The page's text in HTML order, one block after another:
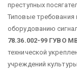
преступных
Типовые требования
оборудованию
78.36.002-99 ГУВО
технической
учреждений